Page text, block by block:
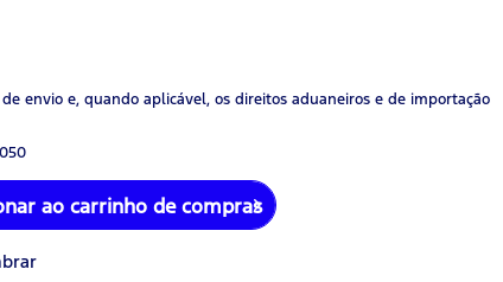
envio e, quando aplicável, os direitos aduaneiros e de importação
ao carrinho de compras